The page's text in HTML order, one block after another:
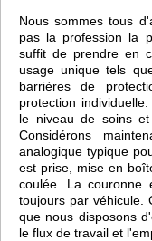
Nous sommes tous
pas la profession la
suffit de prendre en
usage unique tels
barrières de
protection
le niveau de soins
Considérons
analogique typique
est prise, mise en
coulée. La couronne
toujours par véhicule.
que nous disposons
le flux de travail et